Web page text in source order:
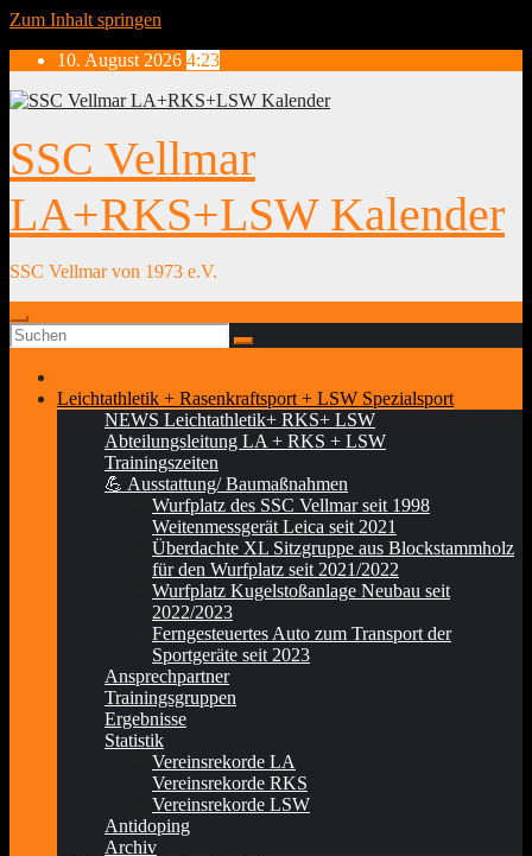
Zum Inhalt springen
10. August 2026 4:23
SSC Vellmar
LA+RKS+LSW Kalender
SSC Vellmar von 1973 e.V.
Leichtathletik + Rasenkraftsport + LSW Spezialsport
NEWS Leichtathletik+ RKS+ LSW
Abteilungsleitung LA + RKS + LSW
Trainingszeiten
💪 Ausstattung/ Baumaßnahmen
Wurfplatz des SSC Vellmar seit 1998
Weitenmessgerät Leica seit 2021
Überdachte XL Sitzgruppe aus Blockstammholz
für den Wurfplatz seit 2021/2022
Wurfplatz Kugelstoßanlage Neubau seit
2022/2023
Ferngesteuertes Auto zum Transport der
Sportgeräte seit 2023
Ansprechpartner
Trainingsgruppen
Ergebnisse
Statistik
Vereinsrekorde LA
Vereinsrekorde RKS
Vereinsrekorde LSW
Antidoping
Archiv